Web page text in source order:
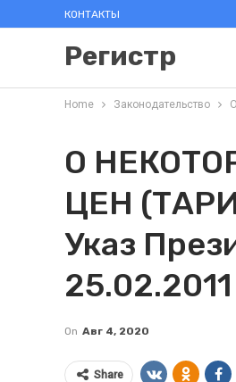
КОНТАКТЫ
Регистр
Home Законодательство
О
ЦЕН
Указ
On Авг 4, 2020
Share